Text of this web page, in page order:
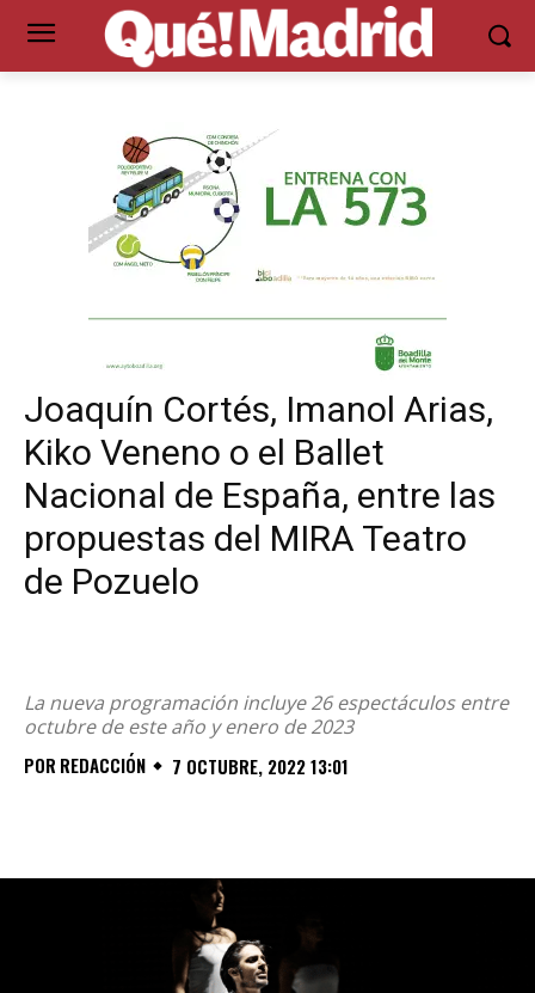
Joaquín Cortés, Imanol Arias,
Kiko Veneno o el Ballet
Nacional de España, entre las
propuestas del MIRA Teatro
de Pozuelo
La nueva programación incluye 26 espectáculos entre
octubre de este año y enero de 2023
POR REDACCIÓN 7 OCTUBRE, 2022 13:01